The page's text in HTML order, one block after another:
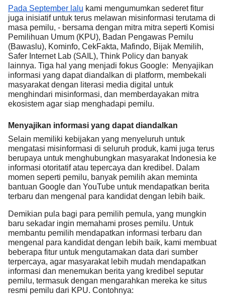
Pada September lalu kami mengumumkan sederet fitur
juga inisiatif untuk terus melawan misinformasi terutama di
masa pemilu, - bersama dengan mitra mitra seperti Komisi
Pemilihuan Umum (KPU), Badan Pengawas Pemilu
(Bawaslu), Kominfo, CekFakta, Mafindo, Bijak Memilih,
Safer Internet Lab (SAIL), Think Policy dan banyak
lainnya. Tiga hal yang menjadi fokus Google: Menyajikan
informasi yang dapat diandalkan di platform, membekali
masyarakat dengan literasi media digital untuk
menghindari misinformasi, dan memberdayakan mitra
ekosistem agar siap menghadapi pemilu.
Menyajikan informasi yang dapat diandalkan
Selain memiliki kebijakan yang menyeluruh untuk
mengatasi misinformasi di seluruh produk, kami juga terus
berupaya untuk menghubungkan masyarakat Indonesia ke
informasi otoritatif atau tepercaya dan kredibel. Dalam
momen seperti pemilu, banyak pemilih akan meminta
bantuan Google dan YouTube untuk mendapatkan berita
terbaru dan mengenal para kandidat dengan lebih baik.
Demikian pula bagi para pemilih pemula, yang mungkin
baru sekadar ingin memahami proses pemilu. Untuk
membantu pemilih mendapatkan informasi terbaru dan
mengenal para kandidat dengan lebih baik, kami membuat
beberapa fitur untuk mengutamakan data dari sumber
terpercaya, agar masyarakat lebih mudah mendapatkan
informasi dan menemukan berita yang kredibel seputar
pemilu, termasuk dengan mengarahkan mereka ke situs
resmi pemilu dari KPU. Contohnya: